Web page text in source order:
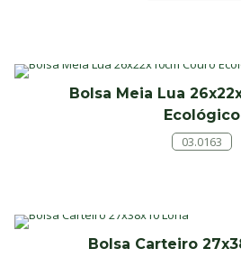
Bolsa Meia Lua
Ecológico
03.0163
Bolsa Carteiro